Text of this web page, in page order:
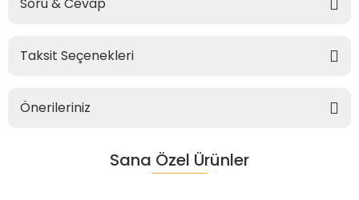
Taksit Seçenekleri
Önerileriniz
Sana Özel Ürünler